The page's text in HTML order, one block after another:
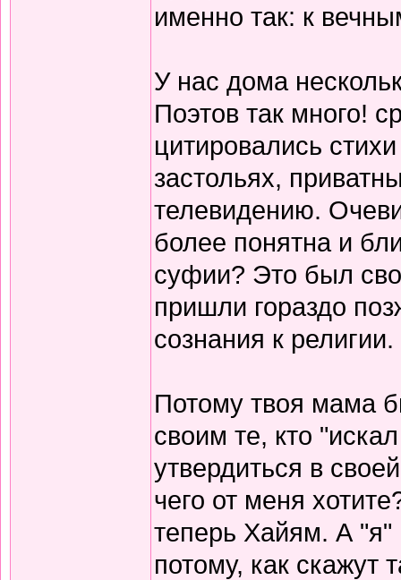
именно так: к
У нас дома
Поэтов так много!
цитировались
застольях,
телевидению.
более понятна и
суфии? Это был
пришли гораздо
сознания к религии.
Потому твоя мама
своим те, кто
утвердиться в
чего от меня
теперь Хайям. А "я"
потому, как скажут